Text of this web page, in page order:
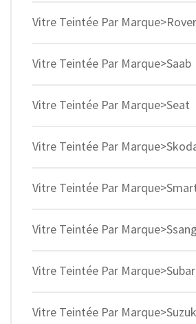
Vitre Teintée Par Marque>Rover
Vitre Teintée Par Marque>Saab
Vitre Teintée Par Marque>Seat
Vitre Teintée Par
Vitre Teintée Par
Vitre Teintée Par
Vitre Teintée Par
Vitre Teintée Par